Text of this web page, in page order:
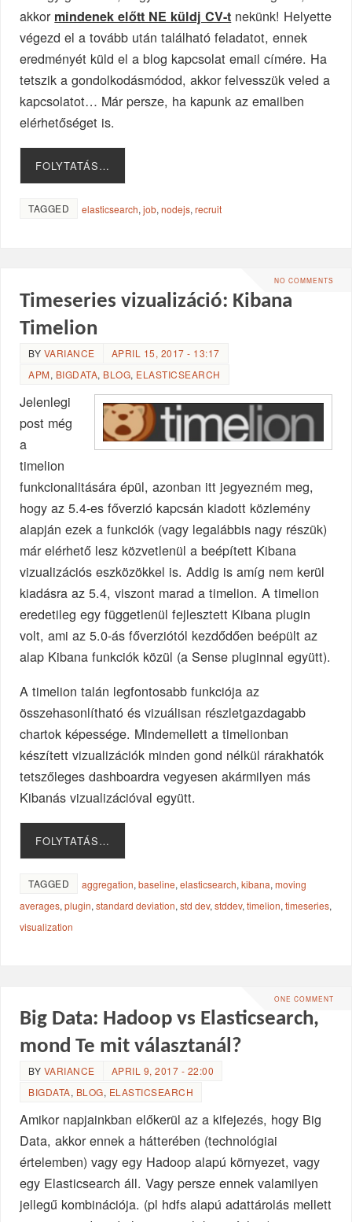
akkor mindenek előtt NE küldj CV-t nekünk! Helyette
végezd el a tovább után található feladatot, ennek
eredményét küld el a blog kapcsolat email címére. Ha
tetszik a gondolkodásmódod, akkor felvesszük veled a
kapcsolatot… Már persze, ha kapunk az emailben
elérhetőséget is.
FOLYTATÁS…
TAGGED elasticsearch,job,nodejs,recruit
NO COMMENTS
Timeseries vizualizáció: Kibana
Timelion
BY VARIANCE
APRIL 15, 2017 - 13:17
APM, BIGDATA, BLOG, ELASTICSEARCH
Jelenlegi
post még
a
timelion
funkcionalitására épül, azonban itt jegyezném meg,
hogy az 5.4-es főverzió kapcsán kiadott közlemény
alapján ezek a funkciók (vagy legalábbis nagy részük)
már elérhető lesz közvetlenül a beépített Kibana
vizualizációs eszközökkel is. Addig is amíg nem kerül
kiadásra az 5.4, viszont marad a timelion. A timelion
eredetileg egy függetlenül fejlesztett Kibana plugin
volt, ami az 5.0-ás főverziótól kezdődően beépült az
alap Kibana funkciók közül (a Sense pluginnal együtt).
A timelion talán legfontosabb funkciója az
összehasonlítható és vizuálisan részletgazdagabb
chartok képessége. Mindemellett a timelionban
készített vizualizációk minden gond nélkül rárakhatók
tetszőleges dashboardra vegyesen akármilyen más
Kibanás vizualizációval együtt.
FOLYTATÁS…
TAGGED aggregation,baseline,elasticsearch,kibana,moving
averages,plugin,standard deviation,std dev,stddev,timelion,timeseries,
visualization
ONE COMMENT
Big Data: Hadoop vs Elasticsearch,
mond Te mit választanál?
BY VARIANCE
APRIL 9, 2017 - 22:00
BIGDATA, BLOG, ELASTICSEARCH
Amikor napjainkban előkerül az a kifejezés, hogy Big
Data, akkor ennek a hátterében (technológiai
értelemben) vagy egy Hadoop alapú környezet, vagy
egy Elasticsearch áll. Vagy persze ennek valamilyen
jellegű kombinációja. (pl hdfs alapú adattárolás mellett